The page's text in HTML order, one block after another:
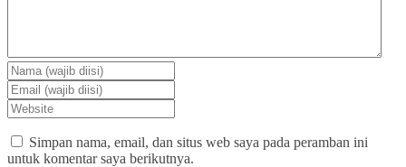
Simpan nama, email, dan situs web saya pada peramban ini
untuk komentar saya berikutnya.